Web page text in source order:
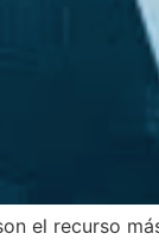
el recurso